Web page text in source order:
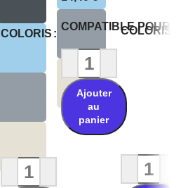
COLORIS
COMPATIBLE POUR
Ajouter
au
panier
COLORIS